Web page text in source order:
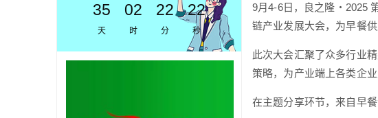
9月4-6日，良之隆・2025
链产业发展大会，为早餐
此次大会汇聚了众多行业
策略，为产业端上各类企
在主题分享环节，来自早
35
天
02
时
22
分
21
秒